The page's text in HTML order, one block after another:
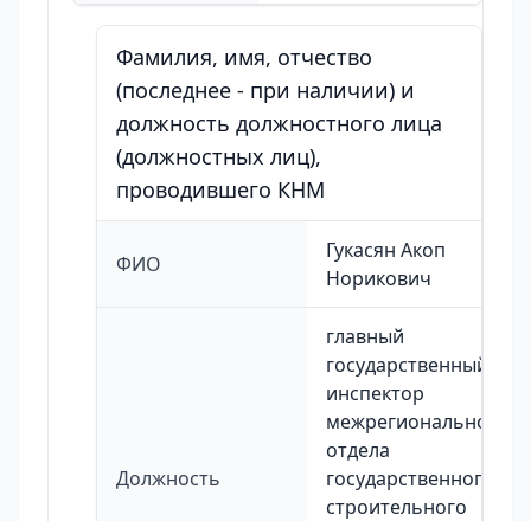
Фамилия, имя, отчество
(последнее - при наличии) и
должность должностного лица
(должностных лиц),
проводившего КНМ
ФИО
Гукасян Акоп
Норикович
Должность
главный
государственный
инспектор
межрегионального
отдела
государственного
строительного